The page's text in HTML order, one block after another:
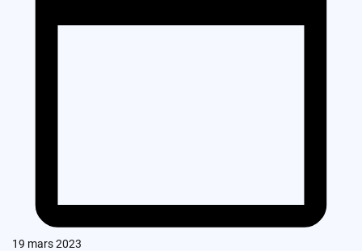
19 mars 2023